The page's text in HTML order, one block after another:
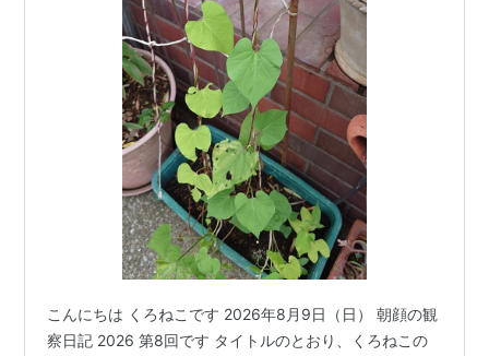
こんにちは くろねこです 2026年8月9日（日） 朝顔の観
察日記 2026 第8回です タイトルのとおり、くろねこの